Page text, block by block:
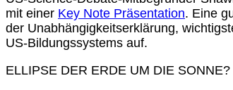
mit einer Key Note Präsentation. Eine
der Unabhängigkeitserklärung,
US-Bildungssystems auf.
ELLIPSE DER ERDE UM DIE SONNE?